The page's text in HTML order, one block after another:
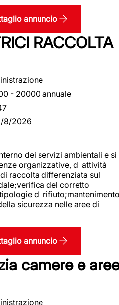
annuncio
RACCOLTA
- 20000 annuale
8/2026
dei servizi ambientali e si
organizzative, di attività
raccolta differenziata sul
del corretto
di rifiuto;mantenimento
sicurezza nelle aree di
annuncio
camere e aree